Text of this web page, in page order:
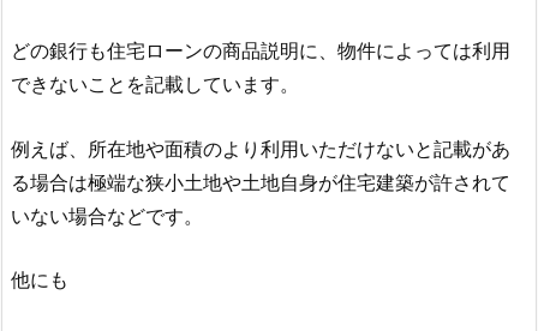
どの銀行も住宅ローンの商品説明に、物件によっては利用
できないことを記載しています。
例えば、所在地や面積のより利用いただけないと記載があ
る場合は極端な狭小土地や土地自身が住宅建築が許されて
いない場合などです。
他にも